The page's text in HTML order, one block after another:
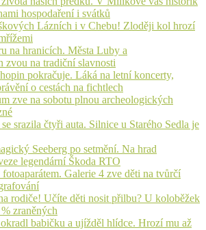
hospodaření i svátků
Lázních i v Chebu! Zloději kol hrozí
na hranicích. Města Luby a
zvou na tradiční slavnosti
pokračuje. Láká na letní koncerty,
o cestách na fichtlech
zve na sobotu plnou archeologických
srazila čtyři auta. Silnice u Starého Sedla je
Seeberg po setmění. Na hrad
legendární Škoda RTO
Galerie 4 zve děti na tvůrčí
rodiče! Učíte děti nosit přilbu? U koloběžek
zraněných
babičku a ujížděl hlídce. Hrozí mu až